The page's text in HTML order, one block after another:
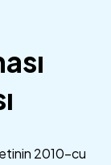
2010-cu